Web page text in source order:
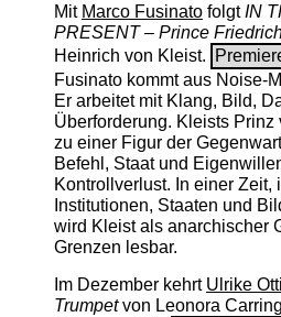
Mit Marco FusinatofolgtIN
PRESENT – Prince
Heinrich von Kleist.
Fusinato kommt aus Noise-
Er arbeitet mit Klang, Bild,
Überforderung. Kleists
zu einer Figur der
Befehl, Staat und
Kontrollverlust. In einer Zeit,
Institutionen, Staaten und
wird Kleist als anarchischer
Grenzen lesbar.
Im Dezember kehrt Ulrike
Trumpetvon Leonora